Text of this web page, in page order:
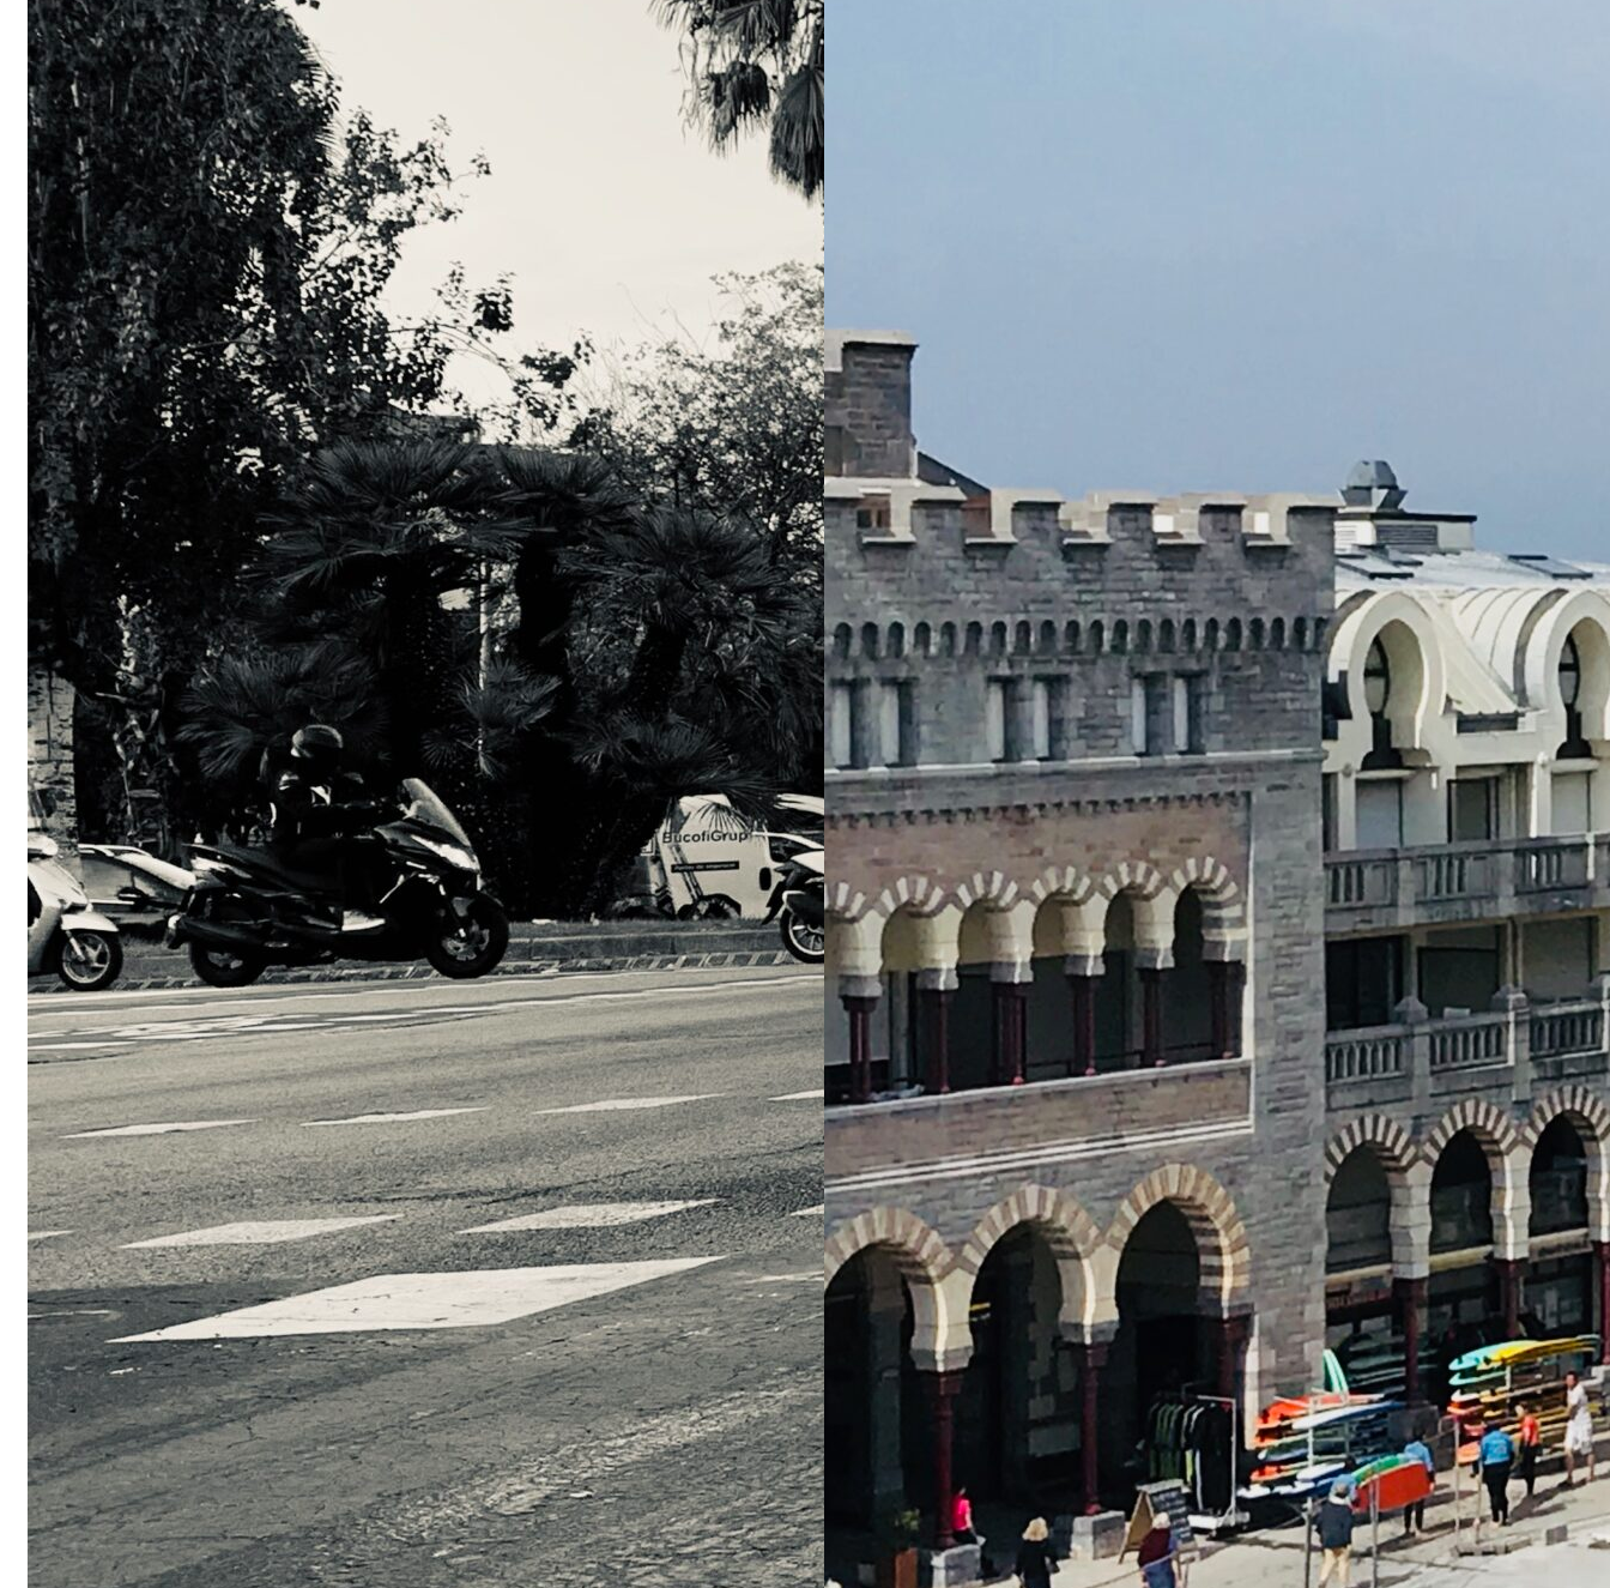
Trottinettes : sont-elles le
paracetamol de la mobilité
?
Lime, Bird, Jump… Chaque semaine on
parle d’elles. Ces fameuses «
trottinettes…
Read More
Open Data : écran noir en
gare d’Hendaye !
Information en temps réel, information
prédictive, open data, open Innovation…
Tout cela…
Read More